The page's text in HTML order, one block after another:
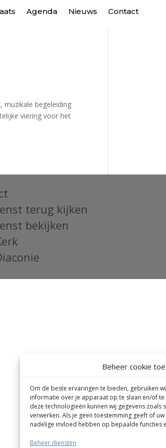
Beheer cookie
Om de beste ervaringen te bieden, gebruiken
informatie over je apparaat op te slaan en/of
deze technologieën kunnen wij gegevens
verwerken. Als je geen toestemming geeft of
nadelige invloed hebben op bepaalde functies
Beheer diensten
Agenda Nieuws Contact
muzikale begeleiding
viering voor het
terug kijken
bekijken